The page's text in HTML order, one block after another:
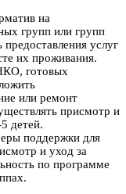
на
групп или групп
услуг
их проживания.
готовых
или ремонт
присмотр и
детей.
поддержки для
и уход за
по программе